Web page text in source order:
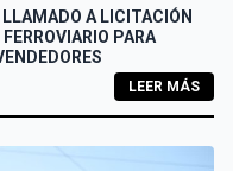
A LICITACIÓN
PARA
LEER MÁS